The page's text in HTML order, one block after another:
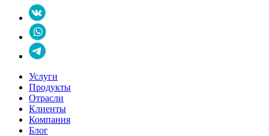
Услуги
Продукты
Отрасли
Клиенты
Компания
Блог